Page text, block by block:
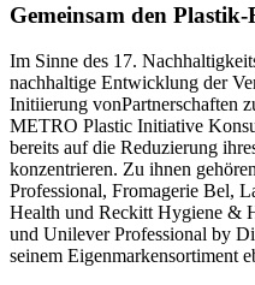
Gemeinsam den
Im Sinne des 17.
nachhaltige Entwicklung der
Initiierung vonPartnerschaften
METRO Plastic Initiative
bereits auf die Reduzierung
konzentrieren. Zu ihnen
Professional, Fromagerie Bel,
Health und Reckitt Hygiene &
und Unilever Professional by
seinem Eigenmarkensortiment